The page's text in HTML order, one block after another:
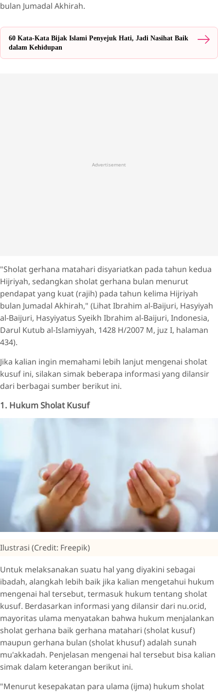
bulan Jumadal Akhirah.
60 Kata-Kata Bijak Islami Penyejuk Hati, Jadi Nasihat Baik
dalam Kehidupan
Advertisement
"Sholat gerhana matahari disyariatkan pada tahun kedua
Hijriyah, sedangkan sholat gerhana bulan menurut
pendapat yang kuat (rajih) pada tahun kelima Hijriyah
bulan Jumadal Akhirah," (Lihat Ibrahim al-Baijuri, Hasyiyah
al-Baijuri, Hasyiyatus Syeikh Ibrahim al-Baijuri, Indonesia,
Darul Kutub al-Islamiyyah, 1428 H/2007 M, juz I, halaman
434).
Jika kalian ingin memahami lebih lanjut mengenai sholat
kusuf ini, silakan simak beberapa informasi yang dilansir
dari berbagai sumber berikut ini.
1. Hukum Sholat Kusuf
Ilustrasi (Credit: Freepik)
Untuk melaksanakan suatu hal yang diyakini sebagai
ibadah, alangkah lebih baik jika kalian mengetahui hukum
mengenai hal tersebut, termasuk hukum tentang sholat
kusuf. Berdasarkan informasi yang dilansir dari nu.or.id,
mayoritas ulama menyatakan bahwa hukum menjalankan
sholat gerhana baik gerhana matahari (sholat kusuf)
maupun gerhana bulan (sholat khusuf) adalah sunah
mu'akkadah. Penjelasan mengenai hal tersebut bisa kalian
simak dalam keterangan berikut ini.
"Menurut kesepakatan para ulama (ijma) hukum sholat